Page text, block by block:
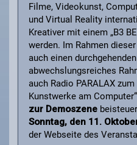
Filme, Videokunst,
und Virtual Reality
Kreativer mit einem „B3
werden. Im Rahmen
auch einen
abwechslungsreiches
auch Radio PARALAX
Kunstwerke am
zur Demoszene
Sonntag, den 11.
der Webseite des